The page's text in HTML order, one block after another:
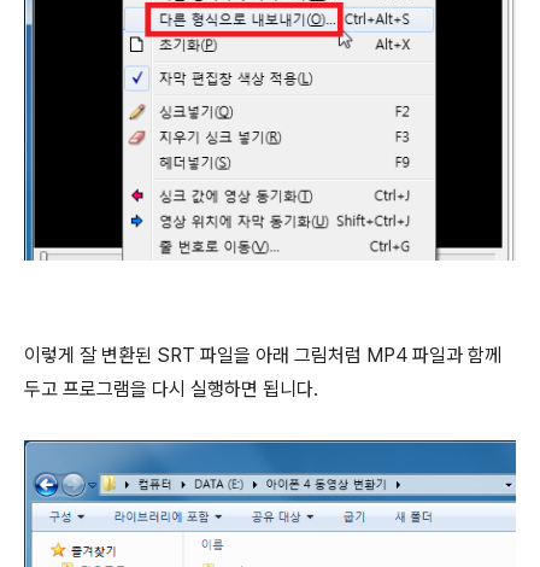
이렇게 잘 변환된 SRT 파일을 아래 그림처럼 MP4 파일과 함께
두고 프로그램을 다시 실행하면 됩니다.